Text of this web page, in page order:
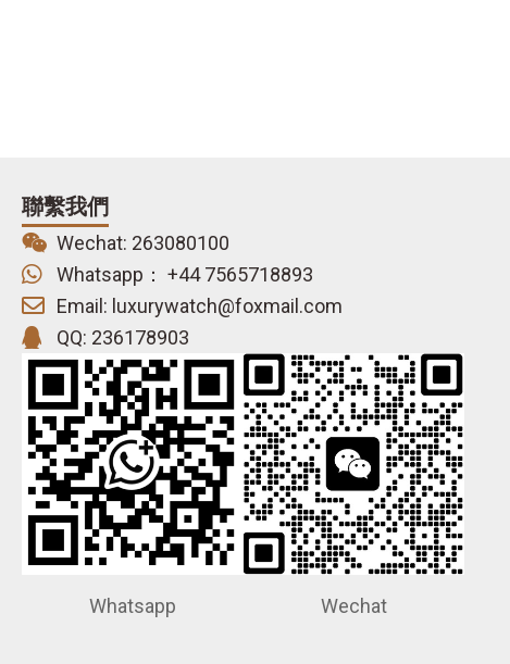
聯繫我們
Wechat: 263080100
Whatsapp： +44 7565718893
Email: luxurywatch@foxmail.com
QQ: 236178903
Whatsapp Wechat